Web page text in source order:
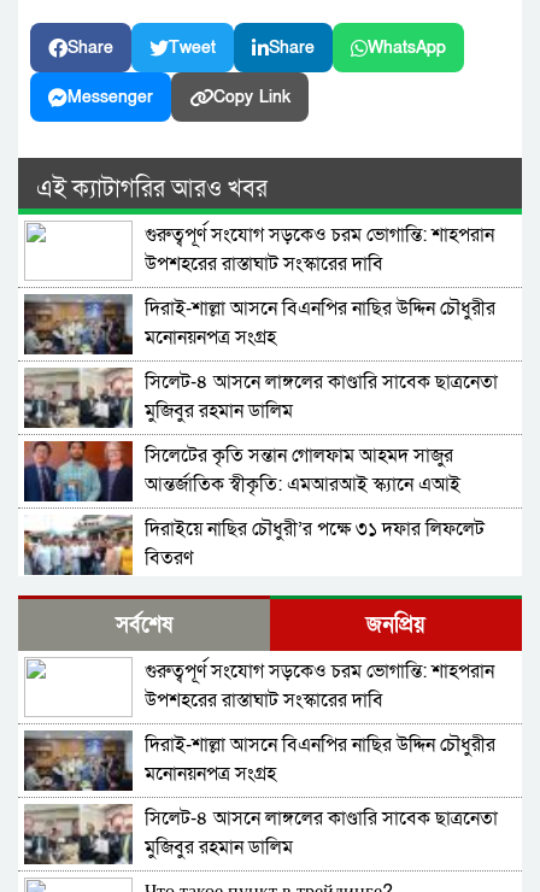
Share Tweet Share WhatsApp
Messenger Copy Link
এই ক্যাটাগরির আরও খবর
গুরুত্বপূর্ণ সংযোগ সড়কেও চরম ভোগান্তি: শাহপরান
উপশহরের রাস্তাঘাট সংস্কারের দাবি
দিরাই-শাল্লা আসনে বিএনপির নাছির উদ্দিন চৌধুরীর
মনোনয়নপত্র সংগ্রহ
সিলেট-৪ আসনে লাঙ্গলের কাণ্ডারি সাবেক ছাত্রনেতা
মুজিবুর রহমান ডালিম
সিলেটের কৃতি সন্তান গোলফাম আহমদ সাজুর
আন্তর্জাতিক স্বীকৃতি: এমআরআই স্ক্যানে এআই
প্রয়োগে পিএইচডি অর্জন
দিরাইয়ে নাছির চৌধুরী’র পক্ষে ৩১ দফার লিফলেট
বিতরণ
কোম্পানীগঞ্জে বিএনপির ‘রাষ্ট্র কাঠামো মেরামত’ ৩১
দফার লিফলেট বিতরণ ও গণসংযোগ
জকিগঞ্জে আইনের তোয়াক্কা নেই! খাসজমি দখল করে
নির্বিঘ্নে ভবন বানাচ্ছেন সোনাসার বাজার কমিটির নেতা
আলাউদ্দিন আলাই
বন্ধ থাকবে সিলেটের ৭টি এলাকায় দীর্ঘ ৯ ঘণ্টা বিদ্যুৎ
নিরাপত্তাহীনতায় লাভলুর পরিবার: সিলেটে সশস্ত্র
হামলায়, লুন্ঠিত অর্থ-স্বর্ণ
সর্বশেষ জনপ্রিয়
গুরুত্বপূর্ণ সংযোগ সড়কেও চরম ভোগান্তি: শাহপরান
উপশহরের রাস্তাঘাট সংস্কারের দাবি
দিরাই-শাল্লা আসনে বিএনপির নাছির উদ্দিন চৌধুরীর
মনোনয়নপত্র সংগ্রহ
সিলেট-৪ আসনে লাঙ্গলের কাণ্ডারি সাবেক ছাত্রনেতা
মুজিবুর রহমান ডালিম